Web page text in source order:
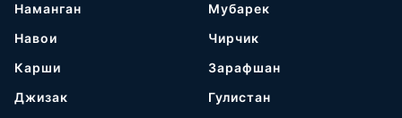
Наманган
Навои
Карши
Джизак
Мубарек
Чирчик
Зарафшан
Гулистан